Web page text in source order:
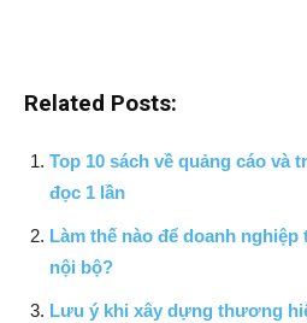
Related Posts:
Top 10 sách về quảng cáo và
đọc 1 lần
Làm thế nào để doanh
nội bộ?
Lưu ý khi xây dựng thương